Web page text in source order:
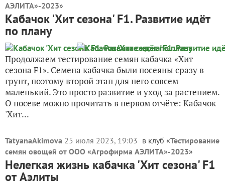
АЭЛИТА»-2023»
Кабачок 'Хит сезона' F1. Развитие идёт
по плану
Продолжаем тестирование семян кабачка «Хит
сезона F1». Семена кабачка были посеяны сразу в
грунт, поэтому второй этап для него совсем
маленький. Это просто развитие и уход за растением.
О посеве можно прочитать в первом отчёте: Кабачок
'Хит...
TatyanaAkimova 25 июля 2023, 19:03 в клуб «Тестирование
семян овощей от ООО «Агрофирма АЭЛИТА»-2023»
Нелегкая жизнь кабачка 'Хит сезона' F1
от Аэлиты